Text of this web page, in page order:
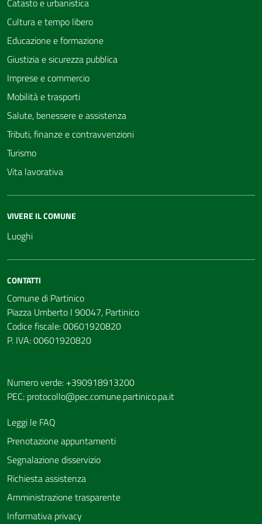
Catasto e urbanistica
Cultura e tempo libero
Educazione e formazione
Giustizia e sicurezza pubblica
Imprese e commercio
Mobilità e trasporti
Salute, benessere e assistenza
Tributi, finanze e contravvenzioni
Turismo
Vita lavorativa
VIVERE IL COMUNE
Luoghi
CONTATTI
Comune di Partinico
Piazza Umberto I 90047, Partinico
Codice fiscale: 00601920820
P. IVA: 00601920820
Numero verde: +390918913200
PEC: protocollo@pec.comune.partinico.pa.it
Leggi le FAQ
Prenotazione appuntamenti
Segnalazione disservizio
Richiesta assistenza
Amministrazione trasparente
Informativa privacy